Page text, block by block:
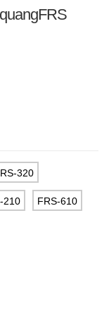
320
210 FRS-610